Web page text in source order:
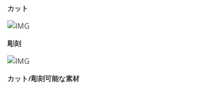
カット
彫刻
カット/彫刻可能な素材